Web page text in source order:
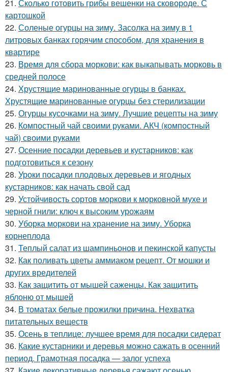
21. Сколько готовить грибы вешенки на сковороде. С
картошкой
22. Соленые огурцы на зиму. Засолка на зиму в 1
литровых банках горячим способом, для хранения в
квартире
23. Время для сбора моркови: как выкапывать морковь в
средней полосе
24. Хрустящие маринованные огурцы в банках.
Хрустящие маринованные огурцы без стерилизации
25. Огурцы кусочками на зиму. Лучшие рецепты на зиму
26. Компостный чай своими руками. АКЧ (компостный
чай) своими руками
27. Осенние посадки деревьев и кустарников: как
подготовиться к сезону
28. Уроки посадки плодовых деревьев и ягодных
кустарников: как начать свой сад
29. Устойчивость сортов моркови к морковной мухе и
черной гнили: ключ к высоким урожаям
30. Уборка моркови на хранение на зиму. Уборка
корнеплода
31. Теплый салат из шампиньонов и пекинской капусты
32. Как поливать цветы аммиаком рецепт. От мошки и
других вредителей
33. Как защитить от мышей саженцы. Как защитить
яблоню от мышей
34. В томатах белые прожилки причина. Нехватка
питательных веществ
35. Осень в теплице: лучшее время для посадки сидерат
36. Какие кустарники и деревья можно сажать в осенний
период. Грамотная посадка — залог успеха